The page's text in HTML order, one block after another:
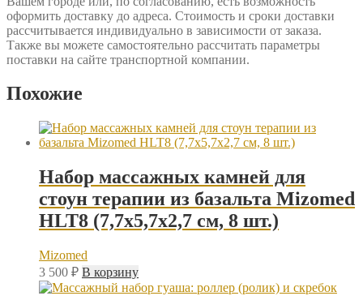
оформить доставку до адреса. Стоимость и сроки доставки
рассчитывается индивидуально в зависимости от заказа.
Также вы можете самостоятельно рассчитать параметры
поставки на сайте транспортной компании.
Похожие
Набор массажных камней для
стоун терапии из базальта Mizomed
HLT8 (7,7х5,7х2,7 см, 8 шт.)
Mizomed
3 500 ₽ В корзину